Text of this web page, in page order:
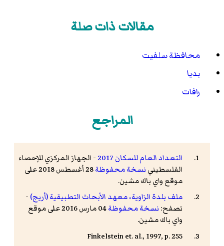
مقالات ذات صلة
محافظة سلفيت
بديا
رافات
المراجع
التعداد العام للسكان 2017
- الجهاز المركزي للإحصاء
الفلسطيني نسخة محفوظة
28 أغسطس 2018 على
موقع واي باك مشين.
ملف بلدة الزاوية، معهد الأبحاث التطبيقية (أريج) -
تصفح: نسخة محفوظة
04 مارس 2016 على موقع
واي باك مشين.
Finkelstein et. al., 1997, p. 255